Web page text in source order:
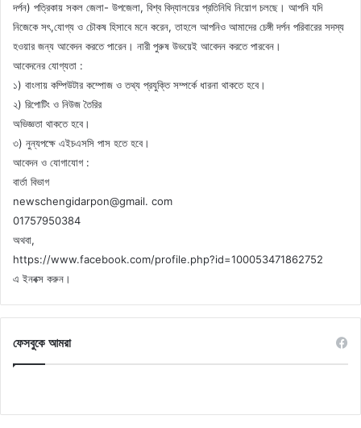
দর্পন) পত্রিকায় সকল জেলা- উপজেলা, বিশ্ব বিদ্যালয়ের প্রতিনিধি নিয়োগ চলছে। আপনি যদি
নিজেকে সৎ,যোগ্য ও চৌকষ হিসাবে মনে করেন, তাহলে আপনিও আমাদের চেঙ্গী দর্পন পরিবারের সদস্য
হওয়ার জন্য আবেদন করতে পারেন। নারী পুরুষ উভয়েই আবেদন করতে পারবেন।
আবেদনের যোগ্যতা :
১) বাংলায় কম্পিউটার কম্পোজ ও তথ্য প্রযুক্তি সম্পর্কে ধারনা থাকতে হবে।
২) রিপোটিং ও নিউজ তৈরির
অভিজ্ঞতা থাকতে হবে।
৩) নুন্যপক্ষে এইচএসসি পাস হতে হবে।
আবেদন ও যোগাযোগ :
বার্তা বিভাগ
newschengidarpon@gmail. com
01757950384
অথবা,
https://www.facebook.com/profile.php?id=100053471862752
এ ইনবক্স করুন।
ফেসবুকে আমরা